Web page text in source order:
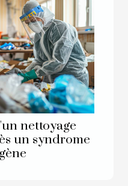
nettoyage
un syndrome